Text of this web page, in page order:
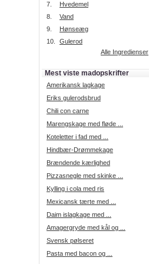
Intelligent søgning
Få foreslået opskrifter.
Prøv vores nye "Foreslå
Læs mere her.
Vi har nu oprettet et mad forum,
hvor i kan dele jeres erfaringer.
Log på med dine oplysninger fra
Madopskrifter.nu.
Gå til forum
Indkøbsliste på SMS
på SMS.
For at benytte SMS funktionen,
7.
Hvedemel
8.
Vand
9.
Hønseæg
10.
Gulerod
Alle Ingredienser
Mest viste madopskrifter
Amerikansk lagkage
Eriks gulerodsbrud
Chili con carne
Marengskage med fløde ...
Koteletter i fad med ...
Hindbær-Drømmekage
Brændende kærlighed
Pizzasnegle med skinke ...
Kylling i cola med ris
Mexicansk tærte med ...
Daim islagkage med ...
Amagergryde med kål og ...
Svensk pølseret
Pasta med bacon og ...